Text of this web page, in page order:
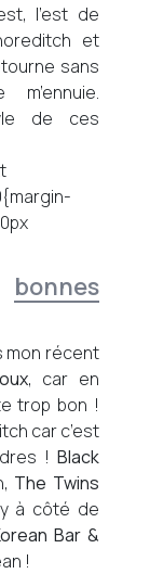
l’est de
et
sans
de ces
bonnes
mon récent
, car en
trop bon !
car c’est
! Black
The Twins
à côté de
Bar &
!